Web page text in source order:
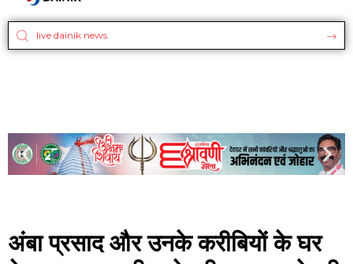
अंबा प्रसाद और उनके करीबियों के घर